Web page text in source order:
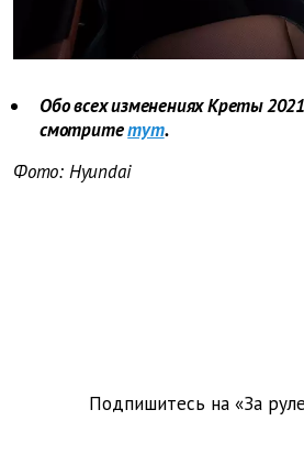
Обо всех изменениях Креты
смотритетут.
Фото: Hyundai
Подпишитесь на «За